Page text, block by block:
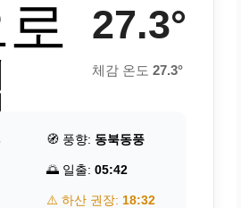
27.3°
체감 온도 27.3°
🧭 풍향: 동북동풍
🌅 일출: 05:42
⚠️ 하산 권장: 18:32